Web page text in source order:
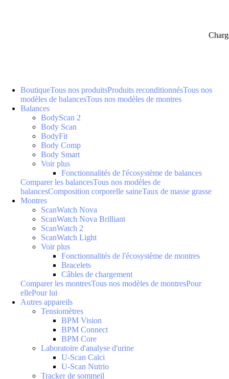
BoutiqueTous nos produitsProduits reconditionnésTous nos
modèles de balancesTous nos modèles de montres
Balances
BodyScan 2
Body Scan
BodyFit
Body Comp
Body Smart
Voir plus
Fonctionnalités de l'écosystème de balances
Comparer les balancesTous nos modèles de
balancesComposition corporelle saineTaux de masse grasse
Montres
ScanWatch Nova
ScanWatch Nova Brilliant
ScanWatch 2
ScanWatch Light
Voir plus
Fonctionnalités de l'écosystème de montres
Bracelets
Câbles de chargement
Comparer les montresTous nos modèles de montresPour
ellePour lui
Autres appareils
Tensiomètres
BPM Vision
BPM Connect
BPM Core
Laboratoire d'analyse d'urine
U-Scan Calci
U-Scan Nutrio
Tracker de sommeil